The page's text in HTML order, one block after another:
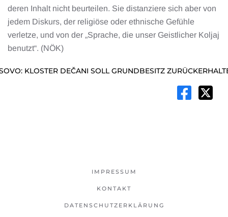
deren Inhalt nicht beurteilen. Sie distanziere sich aber von
jedem Diskurs, der religiöse oder ethnische Gefühle
verletze, und von der „Sprache, die unser Geistlicher Koljaj
benutzt“. (NÖK)
KLOSTER DEČANI SOLL GRUNDBESITZ
IMPRESSUM
KONTAKT
DATENSCHUTZERKLÄRUNG